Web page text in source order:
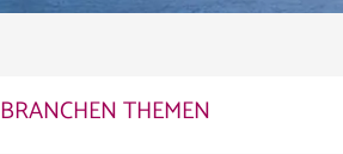
BRANCHEN THEMEN